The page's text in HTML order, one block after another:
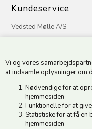
Vi og vores
at indsamle oplysninger om
Nødvendige for at
hjemmesiden
Funktionelle for at
Statistiske for at få
hjemmesiden
Kundeservice
Vedsted Mølle A/S
CVR 49879415 Mail
Åbningstider: Man-Fre
Lørdag 9.00-12.00